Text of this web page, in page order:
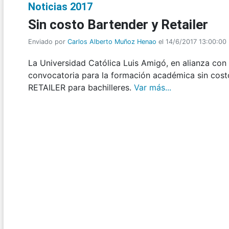
Noticias 2017
Sin costo Bartender y Retailer
Enviado por Carlos Alberto Muñoz Henao el 14/6/2017 13:00:00
La Universidad Católica Luis Amigó, en alianza
convocatoria para la formación académica sin
RETAILER para bachilleres. Var más...